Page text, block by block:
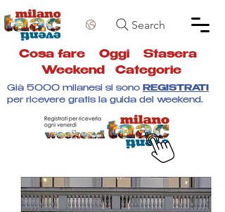
Search
Cosa fare Oggi Stasera
Weekend
Categorie
Già 5000 milanesi si sono REGISTRATI
per ricevere gratis la guida del weekend.